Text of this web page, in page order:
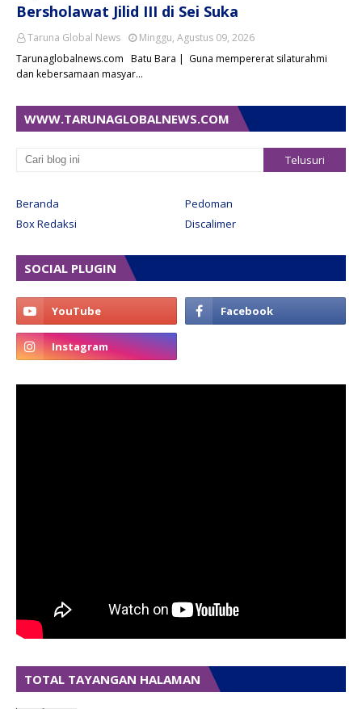
Bersholawat Jilid III di Sei Suka
Taruna Global News
Minggu, Agustus 09, 2026
Tarunaglobalnews.com Batu Bara | Guna mempererat silaturahmi
dan kebersamaan masyar…
WWW.TARUNAGLOBALNEWS.COM
Beranda
Pedoman
Box Redaksi
Discalimer
SOCIAL PLUGIN
TOTAL TAYANGAN HALAMAN